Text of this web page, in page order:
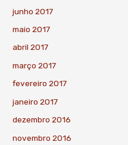
junho 2017
maio 2017
abril 2017
março 2017
fevereiro 2017
janeiro 2017
dezembro 2016
novembro 2016